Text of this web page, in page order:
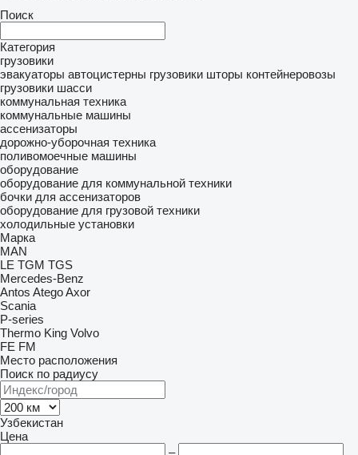
Поиск
Категория
грузовики
эвакуаторы автоцистерны грузовики шторы контейнеровозы
грузовики шасси
коммунальная техника
коммунальные машины
ассенизаторы
дорожно-уборочная техника
поливомоечные машины
оборудование
оборудование для коммунальной техники
бочки для ассенизаторов
оборудование для грузовой техники
холодильные установки
Марка
MAN
LE TGM TGS
Mercedes-Benz
Antos AtegoAxor
Scania
P-series
Thermo King Volvo
FE FM
Место расположения
Поиск по радиусу
Узбекистан
Цена
–